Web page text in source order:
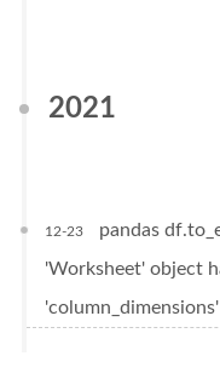
归档
2021
12-23
pandas
'Worksheet' object
'column_dimensions'